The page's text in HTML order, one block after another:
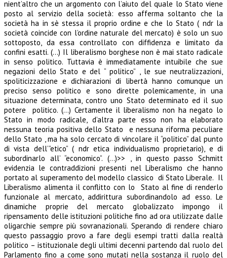
nient’altro che un argomento con l’aiuto del quale lo Stato viene
posto al servizio della società: esso afferma soltanto che la
società ha in sè stessa il proprio ordine e che lo Stato ( ndr la
società coincide con l’ordine naturale del mercato) è solo un suo
sottoposto, da essa controllato con diffidenza e limitato da
confini esatti. (…) Il liberalismo borghese non è mai stato radicale
in senso politico. Tuttavia è immediatamente intuibile che sue
negazioni dello Stato e del “ politico” , le sue neutralizzazioni,
spoliticizzazione e dichiarazioni di libertà hanno comunque un
preciso senso politico e sono dirette polemicamente, in una
situazione determinata, contro uno Stato determinato ed il suo
potere politico. (…) Certamente il liberalismo non ha negato lo
Stato in modo radicale, d’altra parte esso non ha elaborato
nessuna teoria positiva dello Stato e nessuna riforma peculiare
dello Stato , ma ha solo cercato di vincolare il “politico” dal punto
di vista dell’”etico” ( ndr etica individualismo proprietario), e di
subordinarlo all’ “economico”. (…)>> , in questo passo Schmitt
evidenzia le contraddizioni presenti nel Liberalismo che hanno
portato al superamento del modello classico di Stato Liberale. Il
Liberalismo alimenta il conflitto con lo Stato al fine di renderlo
funzionale al mercato, addirittura subordinandolo ad esso. Le
dinamiche proprie del mercato globalizzato impongo il
ripensamento delle istituzioni politiche fino ad ora utilizzate dalle
oligarchie sempre più sovranazionali. Sperando di rendere chiaro
questo passaggio provo a fare degli esempi tratti dalla realtà
politico – istituzionale degli ultimi decenni partendo dal ruolo del
Parlamento fino a come sono mutati nella sostanza il ruolo del